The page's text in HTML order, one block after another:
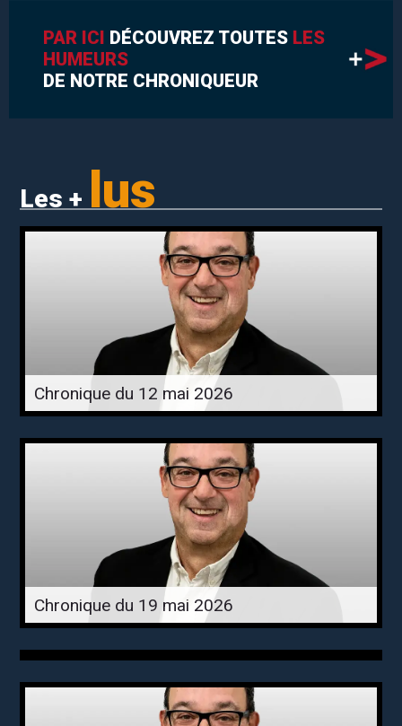
PAR ICI DÉCOUVREZ TOUTES LES
HUMEURS
DE NOTRE CHRONIQUEUR
Les + lus
Chronique du 12 mai 2026
Chronique du 19 mai 2026